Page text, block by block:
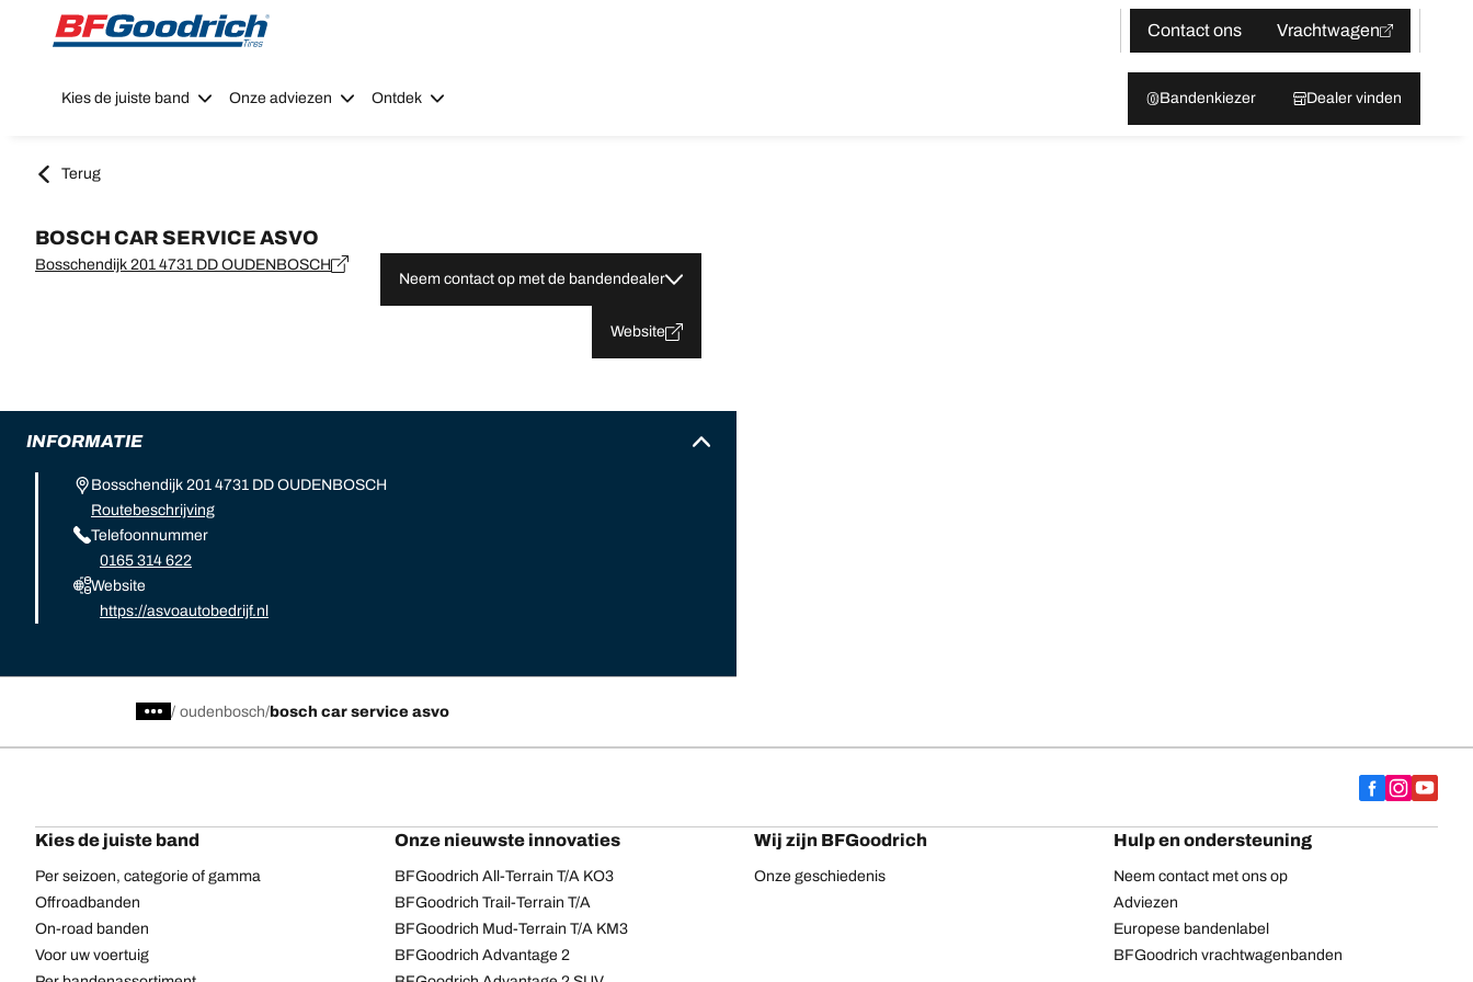
Go to page content
Go to page navigation
Contact ons
Vrachtwagen
Kies de juiste band Onze adviezen Ontdek Bandenkiezer Dealer vinden
Terug
BOSCH CAR SERVICE ASVO
Bosschendijk 201 4731 DD OUDENBOSCH
Neem contact op met de bandendealer
Website
INFORMATIE
Bosschendijk 201 4731 DD OUDENBOSCH
Routebeschrijving
Telefoonnummer
0165 314 622
Website
https://asvoautobedrijf.nl
/ oudenbosch bosch car service asvo
Kies de juiste band
Per seizoen, categorie of gamma
Offroadbanden
On-road banden
Voor uw voertuig
Onze nieuwste innovaties
BFGoodrich All-Terrain T/A KO3
BFGoodrich Trail-Terrain T/A
BFGoodrich Mud-Terrain T/A KM3
BFGoodrich Advantage 2
Wij zijn BFGoodrich
Onze geschiedenis
Hulp en ondersteuning
Neem contact met ons op
Adviezen
Europese bandenlabel
BFGoodrich vrachtwagenbanden